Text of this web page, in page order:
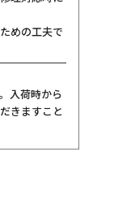
めの工夫で
入荷時から
きますこと